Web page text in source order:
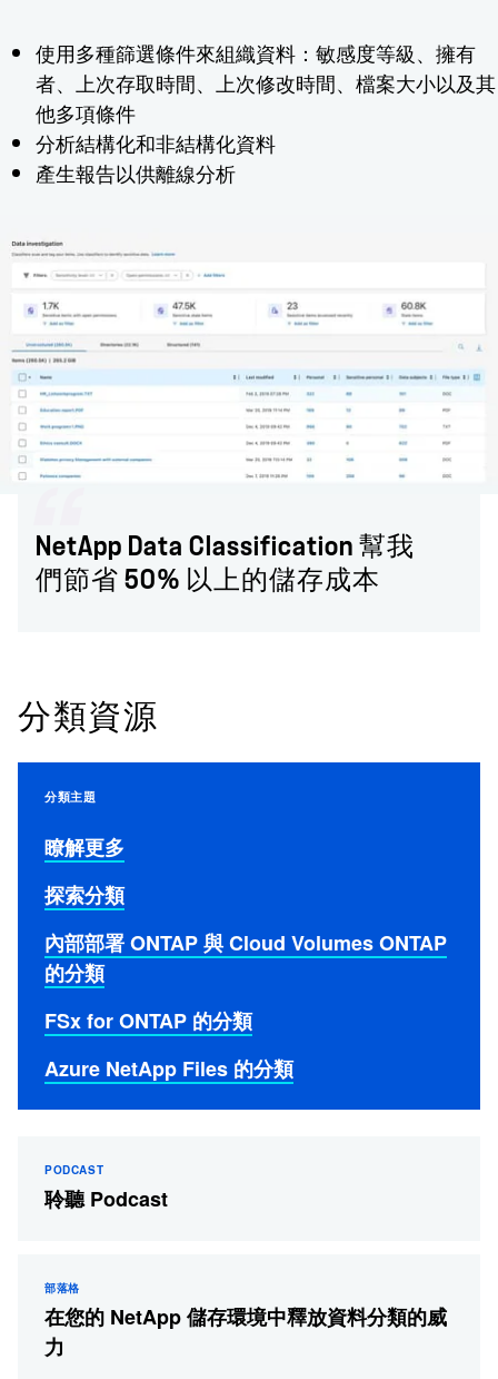
使用多種篩選條件來組織資料：敏感度等級、擁有
者、上次存取時間、上次修改時間、檔案大小以及其
他多項條件
分析結構化和非結構化資料
產生報告以供離線分析
NetApp Data Classification 幫我
們節省 50% 以上的儲存成本
分類資源
分類主題
瞭解更多
探索分類
內部部署 ONTAP 與 Cloud Volumes ONTAP
的分類
FSx for ONTAP 的分類
Azure NetApp Files 的分類
PODCAST
聆聽 Podcast
部落格
在您的 NetApp 儲存環境中釋放資料分類的威
力